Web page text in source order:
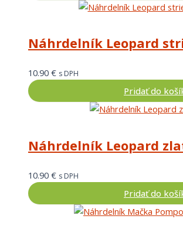
Náhrdelník Leopard
10.90 € s DPH
Pridať do
Náhrdelník Leopard
10.90 € s DPH
Pridať do